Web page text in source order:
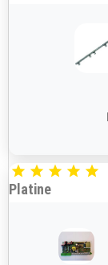
    
Platine